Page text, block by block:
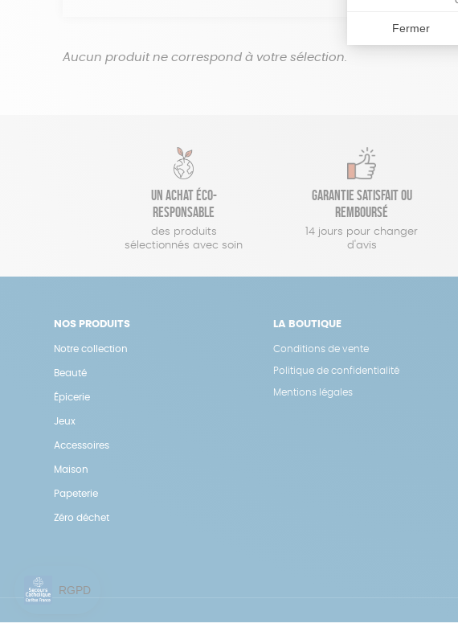
Aucun produit ne correspond à votre sélection.
Un achat éco-
responsable
des produits
sélectionnés avec soin
Garantie satisfait ou
remboursé
14 jours pour changer
d'avis
NOS PRODUITS
Notre collection
Beauté
Épicerie
Jeux
Accessoires
Maison
Papeterie
Zéro déchet
LA BOUTIQUE
Conditions de vente
Politique de confidentialité
Mentions légales